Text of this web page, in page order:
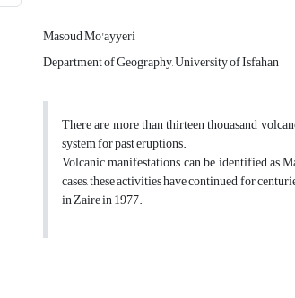
Masoud Mo'ayyeri
Department of Geography, University of Isfahan
There are more than thirteen thouasand
system for past eruptions.
Volcanic manifestations can be identified as
cases, these activities have continued for
in Zaire in 1977.